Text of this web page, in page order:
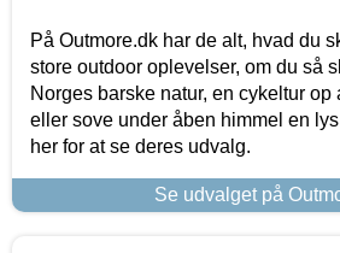
På Outmore.dk har de alt, hvad du
store outdoor oplevelser, om du så
Norges barske natur, en cykeltur
eller sove under åben himmel en
her for at se deres udvalg.
Se udvalget på